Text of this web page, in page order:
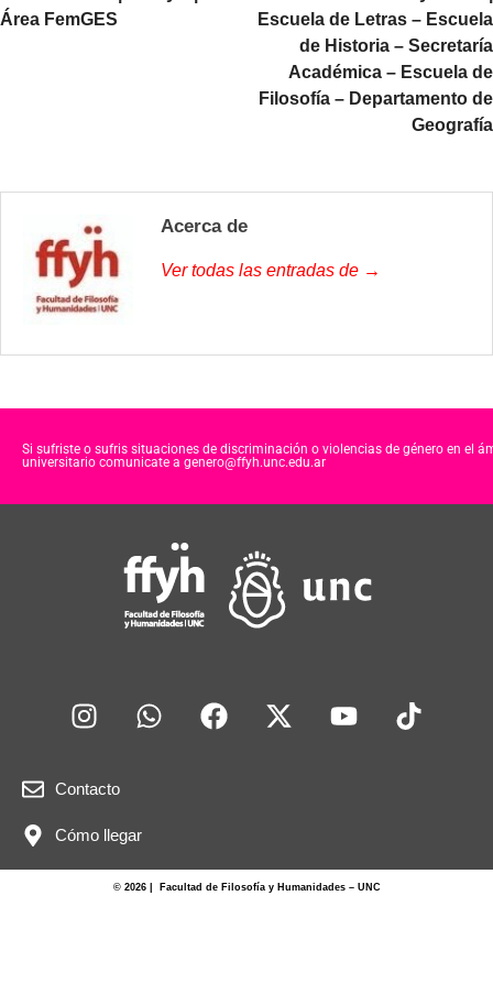
Área FemGES
Escuela de Letras – Escuela
de Historia – Secretaría
Académica – Escuela de
Filosofía – Departamento de
Geografía
Acerca de
Ver todas las entradas de →
Si sufriste o sufris situaciones de discriminación o violencias de género en el
universitario comunicate a genero@ffyh.unc.edu.ar
Contacto
Cómo llegar
© 2026 | Facultad de Filosofía y Humanidades – UNC